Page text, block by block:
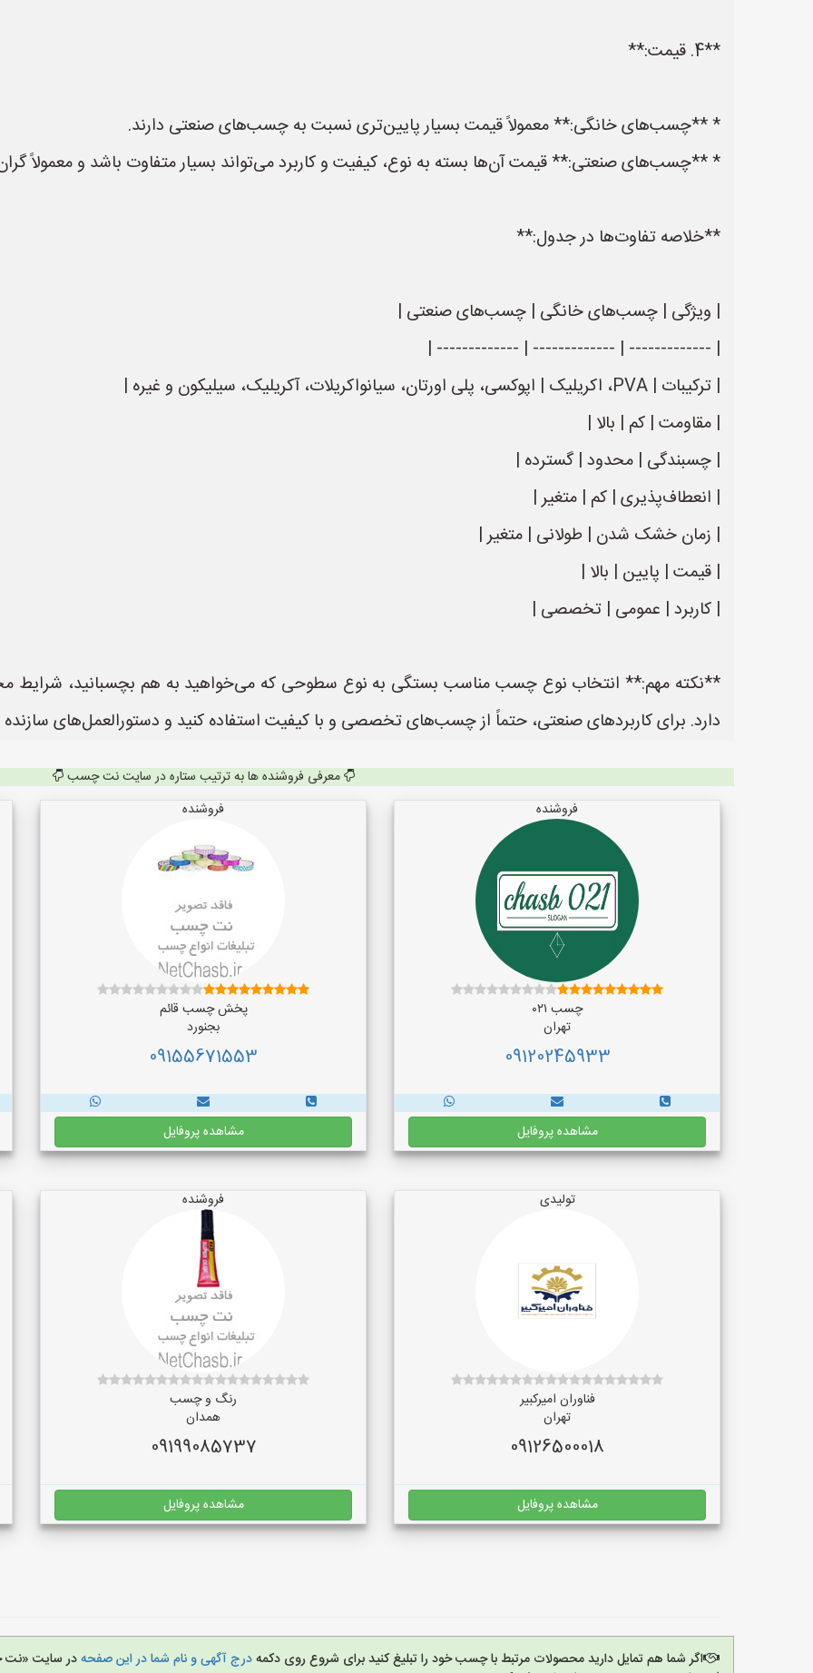
**4. قیمت:**
* **چسب‌های خانگی:** معمولاً قیمت بسیار پایین‌تری نسبت به چسب‌های صنعتی دارند.
* **چسب‌های صنعتی:** قیمت آن‌ها بسته به نوع، کیفیت و کاربرد می‌تواند بسیار متفاوت باشد و معمولاً
**خلاصه تفاوت‌ها در جدول:**
| ویژگی | چسب‌های خانگی | چسب‌های صنعتی |
| ------------- | ------------- | ------------- |
| ترکیبات | PVA، اکریلیک | اپوکسی، پلی اورتان، سیانواکریلات، آکریلیک، سیلیکون و غیره |
| مقاومت | کم | بالا |
| چسبندگی | محدود | گسترده |
| انعطاف‌پذیری | کم | متغیر |
| زمان خشک شدن | طولانی | متغیر |
| قیمت | پایین | بالا |
| کاربرد | عمومی | تخصصی |
**نکته مهم:** انتخاب نوع چسب مناسب بستگی به نوع سطوحی که می‌خواهید به هم بچسبانید، شرایط
دارد. برای کاربردهای صنعتی، حتماً از چسب‌های تخصصی و با کیفیت استفاده کنید و دستورالعمل‌های سازنده
معرفی فروشنده ها به ترتیب ستاره در سایت نت چسب
فروشنده
چسب ۰۲۱
تهران
09120245933
مشاهده پروفایل
فروشنده
پخش چسب قائم
بجنورد
09155671553
مشاهده پروفایل
تولیدی
فناوران امیرکبیر
تهران
09126500018
مشاهده پروفایل
فروشنده
رنگ و چسب
همدان
09199085737
مشاهده پروفایل
اگر شما هم تمایل دارید محصولات مرتبط با چسب خود را تبلیغ کنید برای شروع روی دکمهدرج آگهی و نام شما در این صفحهدر سایت